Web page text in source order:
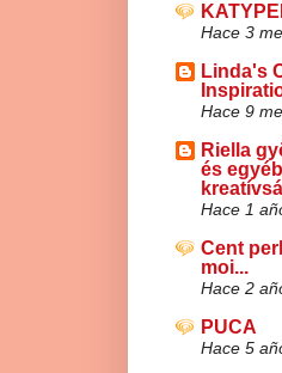
Hace 3
Linda's
Hace 9
Riella
és egyéb
Hace 1
Cent
moi...
Hace 2
PUCA
Hace 5